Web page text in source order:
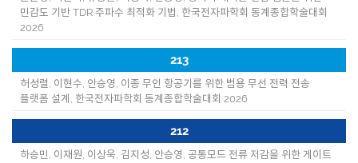
민감도 기반 TDR 주파수 최적화 기법, 한국전자파학회 동계종합학술대회
2026
213
허성렬, 이현수, 안승영, 이종 무인 항공기를 위한 범용 무선 전력 전송
플랫폼 설계, 한국전자파학회 동계종합학술대회 2026
212
하승민, 이재원, 이상욱, 김지성, 안승영, 공통모드 전류 저감을 위한 게이트